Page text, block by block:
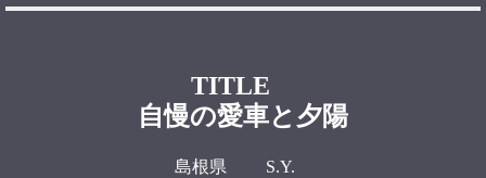
TITLE
自慢の愛車と夕陽
島根県 S.Y.